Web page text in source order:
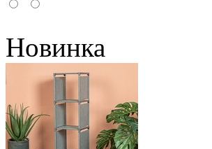
Новинка